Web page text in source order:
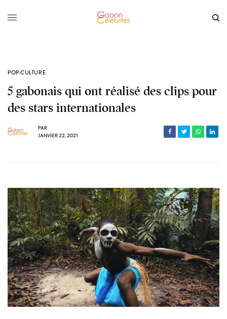
POP-CULTURE
5 gabonais qui ont réalisé des clips pour
des stars internationales
PAR
JANVIER 22, 2021